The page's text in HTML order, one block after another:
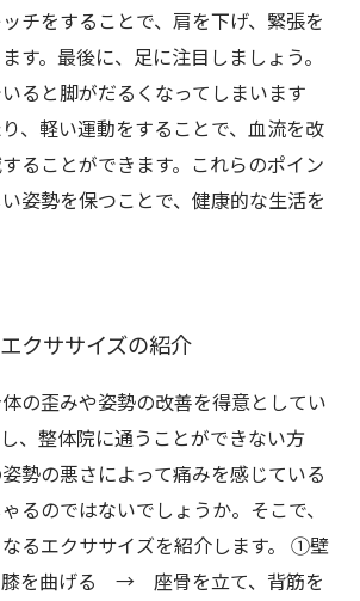
チをすることで、肩を下げ、緊張を
す。最後に、足に注目しましょう。
ると脚がだるくなってしまいます
、軽い運動をすることで、血流を改
ることができます。これらのポイン
姿勢を保つことで、健康的な生活を
クササイズの紹介
の歪みや姿勢の改善を得意としてい
、整体院に通うことができない方
勢の悪さによって痛みを感じている
るのではないでしょうか。そこで、
るエクササイズを紹介します。 ①壁
膝を曲げる → 座骨を立て、背筋を